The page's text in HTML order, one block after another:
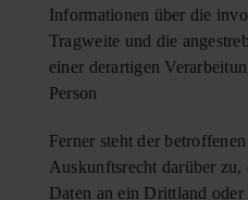
Informationen über die
Tragweite und die
einer derartigen
Person
Ferner steht der
Auskunftsrecht darüber zu,
Daten an ein Drittland